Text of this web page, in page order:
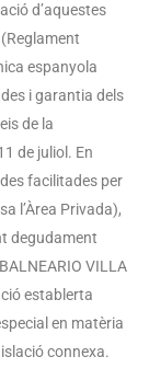
d’aquestes
espanyola
i garantia dels
de la
de juliol. En
facilitades per
l’Àrea Privada),
degudament
VILLA
establerta
en matèria
connexa.